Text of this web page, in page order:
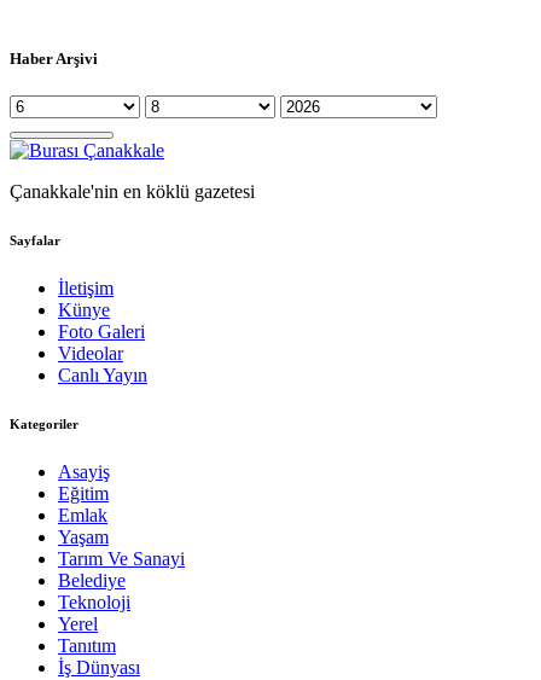
Haber Arşivi
Çanakkale'nin en köklü gazetesi
Sayfalar
İletişim
Künye
Foto Galeri
Videolar
Canlı Yayın
Kategoriler
Asayiş
Eğitim
Emlak
Yaşam
Tarım Ve Sanayi
Belediye
Teknoloji
Yerel
Tanıtım
İş Dünyası